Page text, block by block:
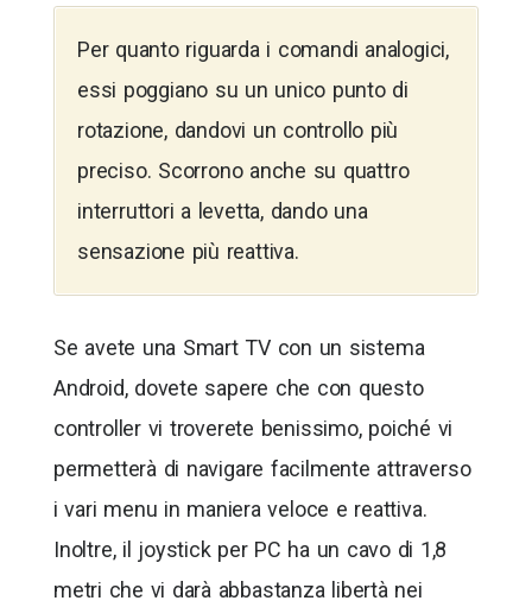
Per quanto riguarda i comandi analogici,
essi poggiano su un unico punto di
rotazione, dandovi un controllo più
preciso. Scorrono anche su quattro
interruttori a levetta, dando una
sensazione più reattiva.
Se avete una Smart TV con un sistema
Android, dovete sapere che con questo
controller vi troverete benissimo, poiché vi
permetterà di navigare facilmente attraverso
i vari menu in maniera veloce e reattiva.
Inoltre, il joystick per PC ha un cavo di 1,8
metri che vi darà abbastanza libertà nei